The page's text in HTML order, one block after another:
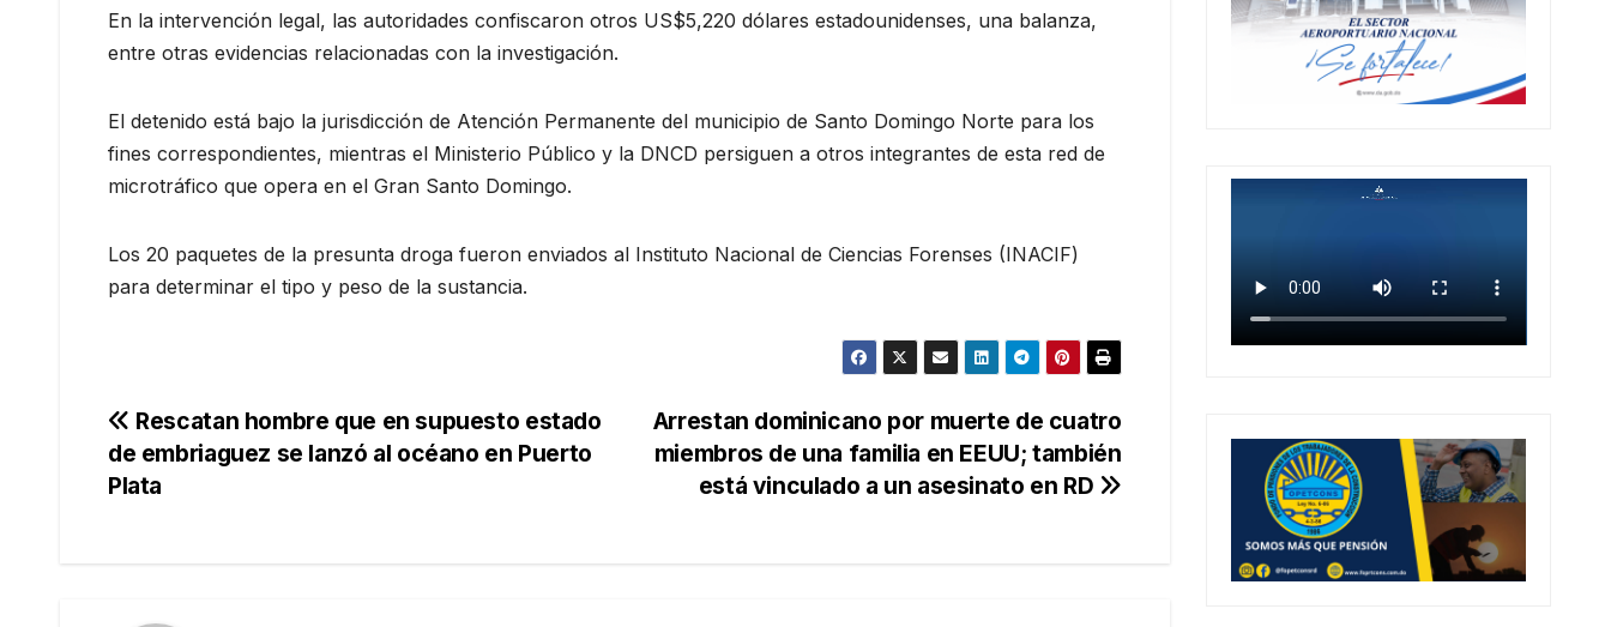
En la intervención legal, las autoridades confiscaron otros US$5,220 dólares estadounidenses, una balanza,
entre otras evidencias relacionadas con la investigación.
El detenido está bajo la jurisdicción de Atención Permanente del municipio de Santo Domingo Norte para los
fines correspondientes, mientras el Ministerio Público y la DNCD persiguen a otros integrantes de esta red de
microtráfico que opera en el Gran Santo Domingo.
Los 20 paquetes de la presunta droga fueron enviados al Instituto Nacional de Ciencias Forenses (INACIF)
para determinar el tipo y peso de la sustancia.
Navegación
de
Arrestan dominicano por muerte de cuatro
miembros de una familia en EEUU; también
está vinculado a un asesinato en RD
Rescatan hombre que en supuesto estado
de embriaguez se lanzó al océano en Puerto
Plata